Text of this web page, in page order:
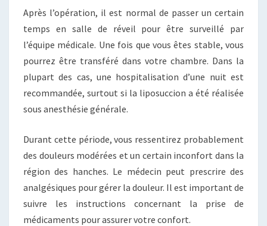
Après l’opération, il est normal de passer un certain
temps en salle de réveil pour être surveillé par
l’équipe médicale. Une fois que vous êtes stable, vous
pourrez être transféré dans votre chambre. Dans la
plupart des cas, une hospitalisation d’une nuit est
recommandée, surtout si la liposuccion a été réalisée
sous anesthésie générale.
Durant cette période, vous ressentirez probablement
des douleurs modérées et un certain inconfort dans la
région des hanches. Le médecin peut prescrire des
analgésiques pour gérer la douleur. Il est important de
suivre les instructions concernant la prise de
médicaments pour assurer votre confort.